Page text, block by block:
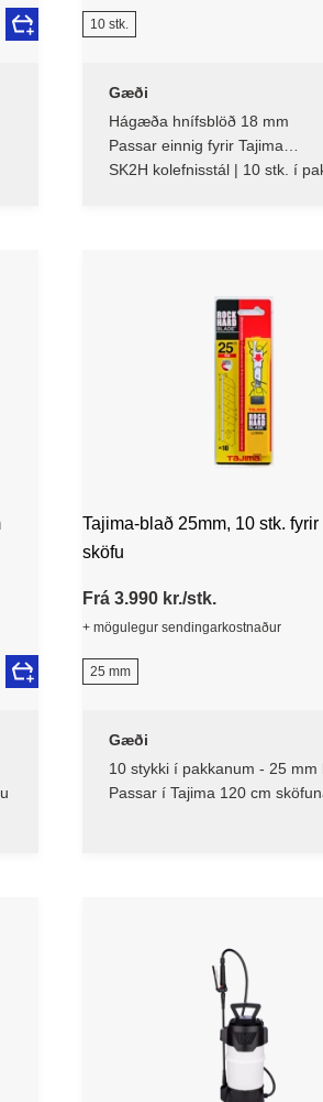
10 stk.
Gæði
Hágæða hnífsblöð 18 mm
Passar einnig fyrir Tajima
veggfóðursköfuna (60mm)
SK2H kolefnisstál | 10 stk. í
Tajima-blað 25mm, 10 stk.
sköfu
Frá 3.990 kr./stk.
+ mögulegur sendingarkostnaður
25 mm
Gæði
10 stykki í pakkanum - 25 mm
Passar í Tajima 120 cm